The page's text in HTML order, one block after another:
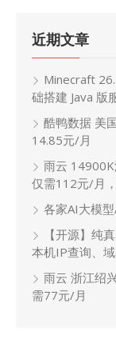
近期文章
Minecraft
础搭建 Java 版
酷鸭数据 美
14.85元/月
雨云
仅需112元/月
各家AI大模
【开源】纯
本机IP查询、
雨云 浙江绍
需77元/月